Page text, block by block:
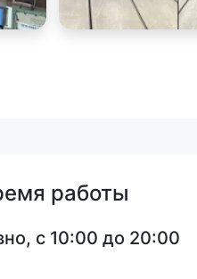
работы
с 10:00 до 20:00